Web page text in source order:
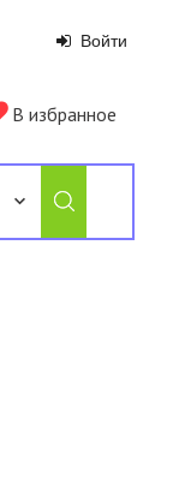
Войти
В избранное